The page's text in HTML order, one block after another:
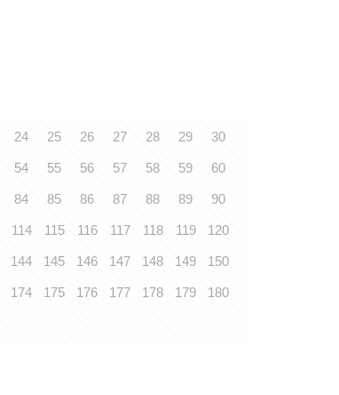
24 25 26 27 28 29 30
54 55 56 57 58 59 60
84 85 86 87 88 89 90
114 115 116 117 118 119 120
144 145 146 147 148 149 150
174 175 176 177 178 179 180